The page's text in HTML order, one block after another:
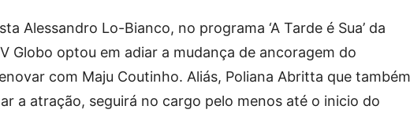
Alessandro Lo-Bianco, no programa ‘A Tarde é Sua’ da
Globo optou em adiar a mudança de ancoragem do
com Maju Coutinho. Aliás, Poliana Abritta que também
a atração, seguirá no cargo pelo menos até o inicio do